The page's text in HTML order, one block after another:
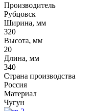
Производитель
Рубцовск
Ширина, мм
320
Высота, мм
20
Длина, мм
340
Страна производства
Россия
Материал
Чугун